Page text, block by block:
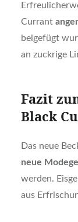
Currant
beigefügt
an zuckrige
Fazit
Black
Das neue
neue
werden.
aus